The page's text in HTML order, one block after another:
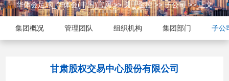
华体会足球_华体会(中国)官网>>关于金控>>子公司>> 正文
集团概况 管理团队 组织机构 集团部门 子公
甘肃股权交易中心股份有限公司